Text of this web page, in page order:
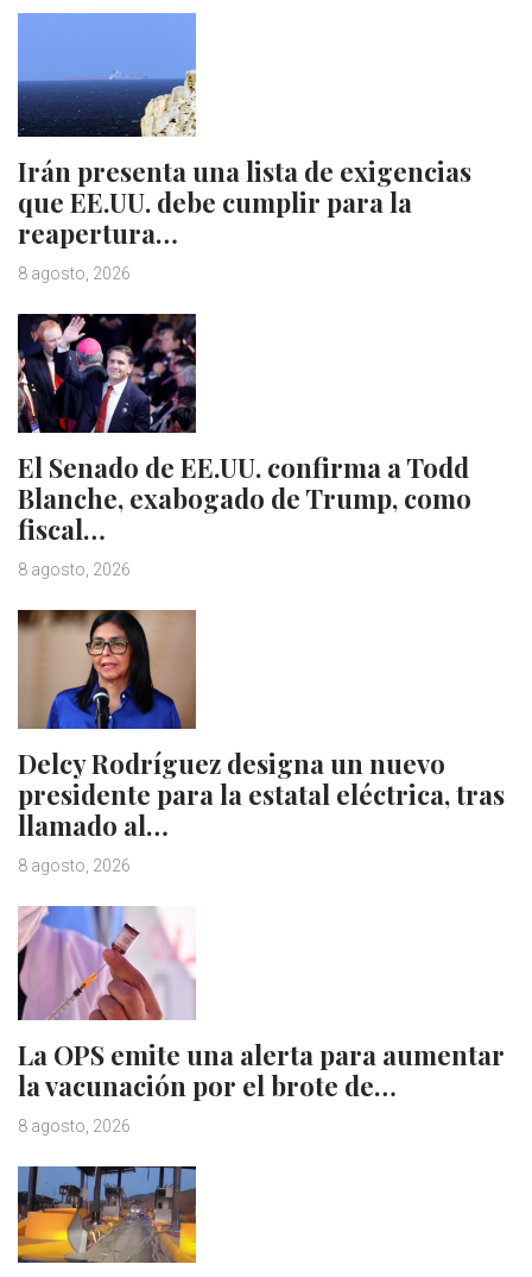
Irán presenta una lista de exigencias
que EE.UU. debe cumplir para la
reapertura…
8 agosto, 2026
El Senado de EE.UU. confirma a Todd
Blanche, exabogado de Trump, como
fiscal…
8 agosto, 2026
Delcy Rodríguez designa un nuevo
presidente para la estatal eléctrica, tras
llamado al…
8 agosto, 2026
La OPS emite una alerta para aumentar
la vacunación por el brote de…
8 agosto, 2026